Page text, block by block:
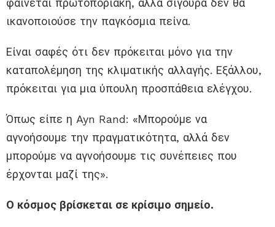
φαίνεται πρωτοποριακή, αλλά σίγουρα δεν θα
ικανοποιούσε την παγκόσμια πείνα.
Είναι σαφές ότι δεν πρόκειται μόνο για την
καταπολέμηση της κλιματικής αλλαγής. Εξάλλου,
πρόκειται για μια ύπουλη προσπάθεια ελέγχου.
Όπως είπε η Ayn Rand: «Μπορούμε να
αγνοήσουμε την πραγματικότητα, αλλά δεν
μπορούμε να αγνοήσουμε τις συνέπειες που
έρχονται μαζί της».
Ο κόσμος βρίσκεται σε κρίσιμο σημείο.